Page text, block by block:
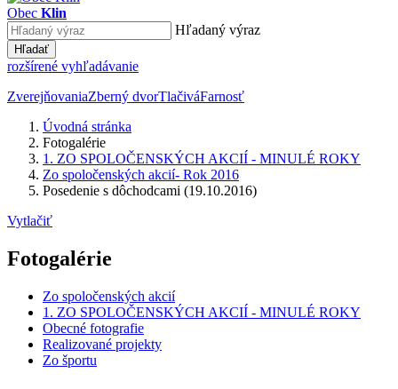
Obec Klin
Hľadaný výraz
Hľadať
rozšírené vyhľadávanie
ZverejňovaniaZberný dvorTlačiváFarnosť
Úvodná stránka
Fotogalérie
1. ZO SPOLOČENSKÝCH AKCIÍ - MINULÉ ROKY
Zo spoločenských akcií- Rok 2016
Posedenie s dôchodcami (19.10.2016)
Vytlačiť
Fotogalérie
Zo spoločenských akcií
1. ZO SPOLOČENSKÝCH AKCIÍ - MINULÉ ROKY
Obecné fotografie
Realizované projekty
Zo športu